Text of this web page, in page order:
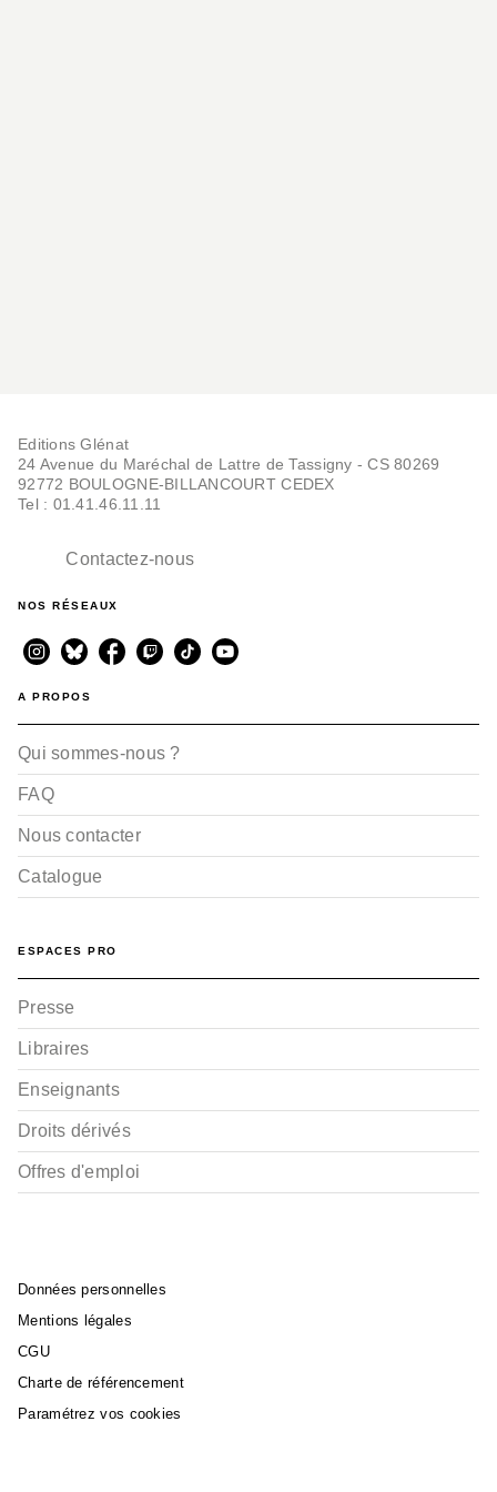
Editions Glénat
24 Avenue du Maréchal de Lattre de Tassigny - CS 80269
92772 BOULOGNE-BILLANCOURT CEDEX
Tel : 01.41.46.11.11
Contactez-nous
NOS RÉSEAUX
A PROPOS
Qui sommes-nous ?
FAQ
Nous contacter
Catalogue
ESPACES PRO
Presse
Libraires
Enseignants
Droits dérivés
Offres d'emploi
Données personnelles
Mentions légales
CGU
Charte de référencement
Paramétrez vos cookies